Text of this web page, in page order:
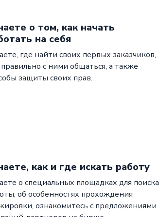
о том, как начать
на себя
где найти своих первых заказчиков,
правильно с ними общаться, а также
защиты своих прав.
как и где искать работу
о специальных площадках для поиска
об особенностях прохождения
ознакомитесь с предложениями